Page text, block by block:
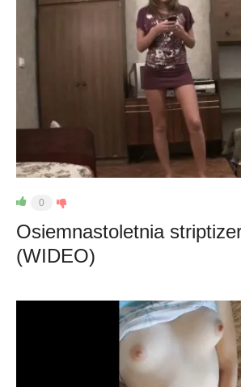
0
Osiemnastoletnia
(WIDEO)